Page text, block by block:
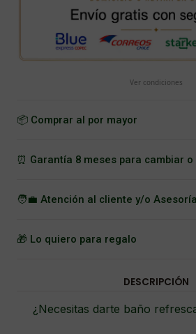
Ver condiciones
📦 Comprar al por mayor
⏰ Garantía 8 meses para cambiar
🧑‍💼 Atención al cliente y/o
🎁 Lo quiero para regalo
DESCRIPCIÓN
¿Necesitas darte baño